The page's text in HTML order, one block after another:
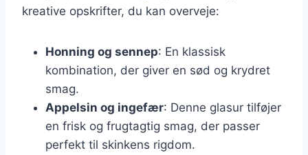
kreative opskrifter, du kan overveje:
Honning og sennep: En klassisk
kombination, der giver en sød og krydret
smag.
Appelsin og ingefær: Denne glasur tilføjer
en frisk og frugtagtig smag, der passer
perfekt til skinkens rigdom.